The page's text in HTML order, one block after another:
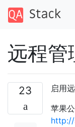
远程管
23
启用
苹果